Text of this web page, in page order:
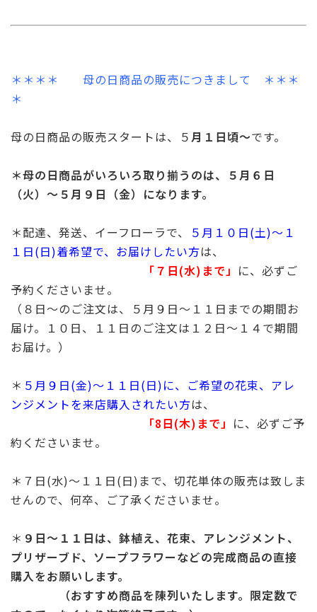
＊＊＊＊ 母の日商品の販売につきまして ＊＊＊
＊
母の日商品の販売スタートは、５ 月１日頃～です。
＊母の日商品がいろいろ取り揃うのは、５月６日
（火）〜５月９日（金）になります。
＊配達、発送、イーフローラで、
５月１０日(土)〜１
１日(日)着希望で、お届けしたい方は、
「７日(水)まで」 に、必ずご
予約くださいませ。
（８日～のご注文は、５月９日～１１日までの期間お
届け。１０日、１１日のご注文は１２日～１４で期間
お届け。）
＊ ５月９日(金)～１１日(日)に、ご希望の花束、アレ
ンジメントを来店購入されたい方は、
「8日(木)まで」 に、必ずご予
約くださいませ。
＊７日(水)〜１１日(日)まで、切花単体の販売は致しま
せんので、何卒、ご了承くださいませ。
＊ ９日～１１日は、鉢植え、花束、アレンジメント、
プリザーブド、ソープフラワーなどの完成商品の直接
購入をお願いします。
（おすすめ商品を陳列いたします。限定数で